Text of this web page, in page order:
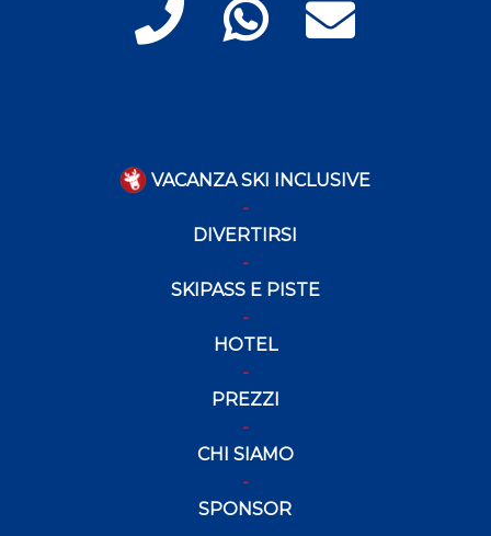
VACANZA SKI INCLUSIVE
DIVERTIRSI
SKIPASS E PISTE
HOTEL
PREZZI
CHI SIAMO
SPONSOR